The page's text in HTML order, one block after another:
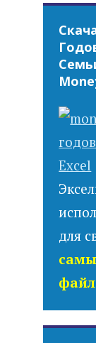
для